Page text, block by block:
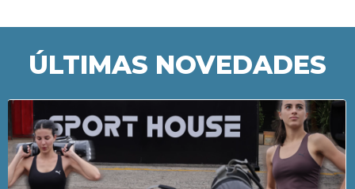
ÚLTIMAS NOVEDADES